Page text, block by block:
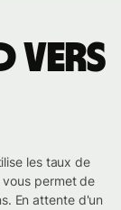
vers
les taux de
permet de
En attente d'un